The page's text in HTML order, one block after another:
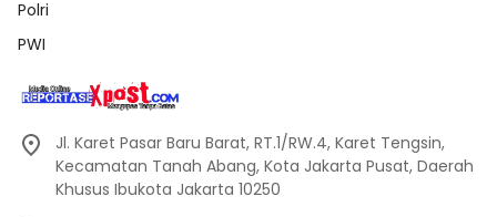
Polri
PWI
Jl. Karet Pasar Baru Barat, RT.1/RW.4, Karet Tengsin,
Kecamatan Tanah Abang, Kota Jakarta Pusat, Daerah
Khusus Ibukota Jakarta 10250